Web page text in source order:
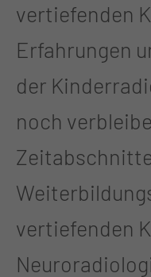
vertiefenden
Erfahrungen
der
noch
vertiefenden